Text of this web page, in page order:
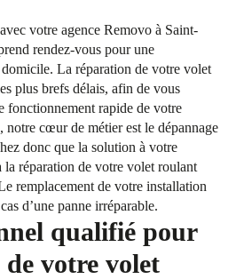
votre agence Removo à Saint-
rendez-vous pour une
La réparation de votre volet
plus brefs délais, afin de vous
fonctionnement rapide de votre
cœur de métier est le dépannage
donc que la solution à votre
la réparation de votre volet roulant
remplacement de votre installation
d’une panne irréparable.
qualifié pour
votre volet